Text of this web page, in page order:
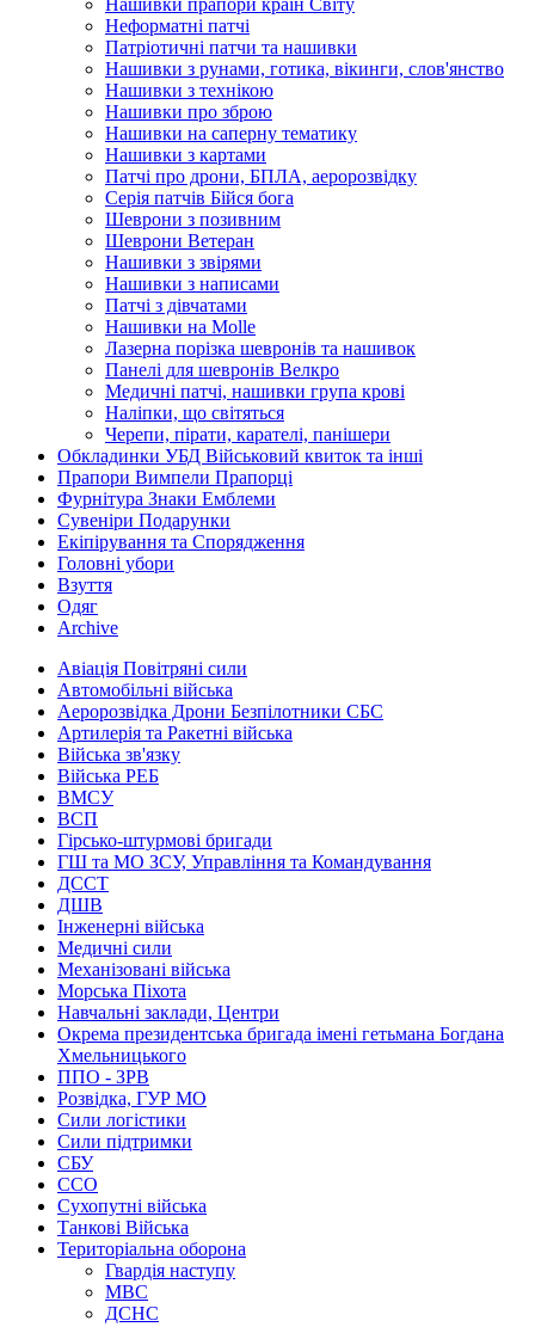
Неформатні патчі
Патріотичні патчи та нашивки
Нашивки з рунами, готика, вікинги, слов'янство
Нашивки з технікою
Нашивки про зброю
Нашивки на саперну тематику
Нашивки з картами
Патчі про дрони, БПЛА, аеророзвідку
Серія патчів Бійся бога
Шеврони з позивним
Шеврони Ветеран
Нашивки з звірями
Нашивки з написами
Патчі з дівчатами
Нашивки на Molle
Лазерна порізка шевронів та нашивок
Панелі для шевронів Велкро
Медичні патчі, нашивки група крові
Наліпки, що світяться
Черепи, пірати, карателі, панішери
Обкладинки УБД Військовий квиток та інші
Прапори Вимпели Прапорці
Фурнітура Знаки Емблеми
Сувеніри Подарунки
Екіпірування та Спорядження
Головні убори
Взуття
Одяг
Archive
Авіація Повітряні сили
Автомобільні війська
Аеророзвідка Дрони Безпілотники СБС
Артилерія та Ракетні війська
Війська зв'язку
Війська РЕБ
ВМСУ
ВСП
Гірсько-штурмові бригади
ГШ та МО ЗСУ, Управління та Командування
ДССТ
ДШВ
Інженерні війська
Медичні сили
Механізовані війська
Морська Піхота
Навчальні заклади, Центри
Окрема президентська бригада імені гетьмана Богдана
Хмельницького
ППО - ЗРВ
Розвідка, ГУР МО
Сили логістики
Сили підтримки
СБУ
ССО
Сухопутні війська
Танкові Війська
Територіальна оборона
Гвардія наступу
МВС
ДСНС